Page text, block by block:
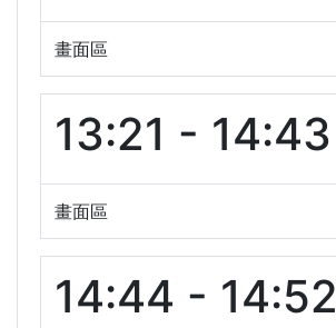
畫面區
13:21 - 14:43
畫面區
14:44 - 14:52